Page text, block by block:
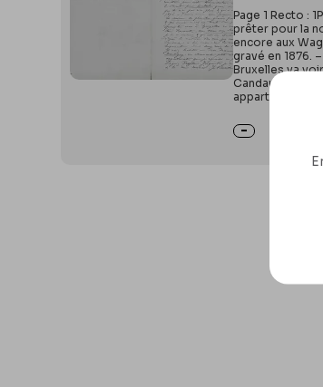
Page 1 Recto :
prêter pour la
encore aux
gravé en 1876.
Bruxelles va
Candaule a
appartement